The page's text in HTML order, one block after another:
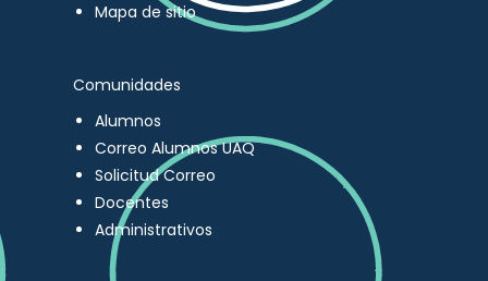
Mapa de sitio
Comunidades
Alumnos
Correo Alumnos UAQ
Solicitud Correo
Docentes
Administrativos